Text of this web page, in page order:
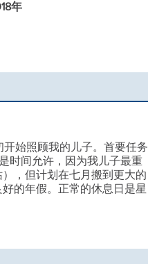
年
始照顾我的儿子。首要任务
时间允许，因为我儿子最重
，但计划在七月搬到更大的
的年假。正常的休息日是星